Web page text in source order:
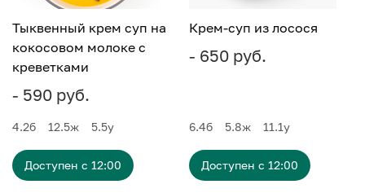
Тыквенный крем суп на
кокосовом молоке с
креветками
- 590 руб.
4.2б 12.5ж 5.5у
Доступен с 12:00
Крем-суп из лосося
- 650 руб.
6.4б 5.8ж 11.1у
Доступен с 12:00